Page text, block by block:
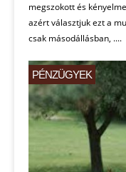
megszokott és
azért választjuk ezt a
csak másodállásban, ....
PÉNZÜGYEK